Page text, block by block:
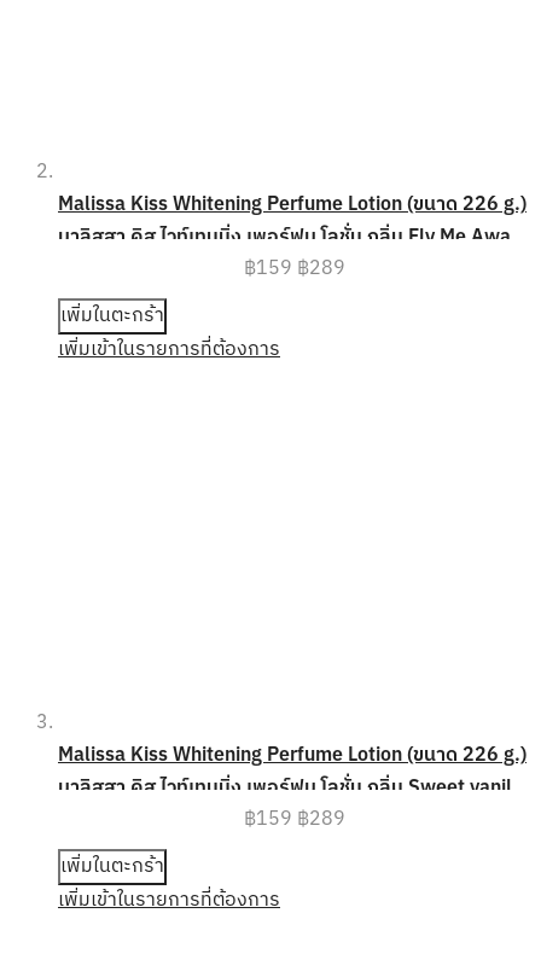
Malissa Kiss Whitening Perfume Lotion (ขนาด 226 g.)
มาลิสสา คิส ไวท์เทนนิ่ง เพอร์ฟูม โลชั่น กลิ่น Fly Me Away
(ฟลาย มี อะเวย์) หอมละมุน ดั่งเจ้าหญิง
฿159 ฿289
เพิ่มในตะกร้า
เพิ่มเข้าในรายการที่ต้องการ
Malissa Kiss Whitening Perfume Lotion (ขนาด 226 g.)
มาลิสสา คิส ไวท์เทนนิ่ง เพอร์ฟูม โลชั่น กลิ่น Sweet vanilla
cotton (สวีท วานิลลา คอตตอน)
฿159 ฿289
เพิ่มในตะกร้า
เพิ่มเข้าในรายการที่ต้องการ